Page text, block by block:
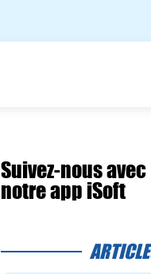
Suivez-nous avec
notre app iSoft